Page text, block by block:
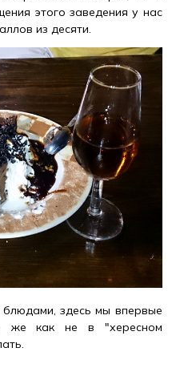
этого заведения у нас
из десяти.
здесь мы впервые
же как не в "хересном